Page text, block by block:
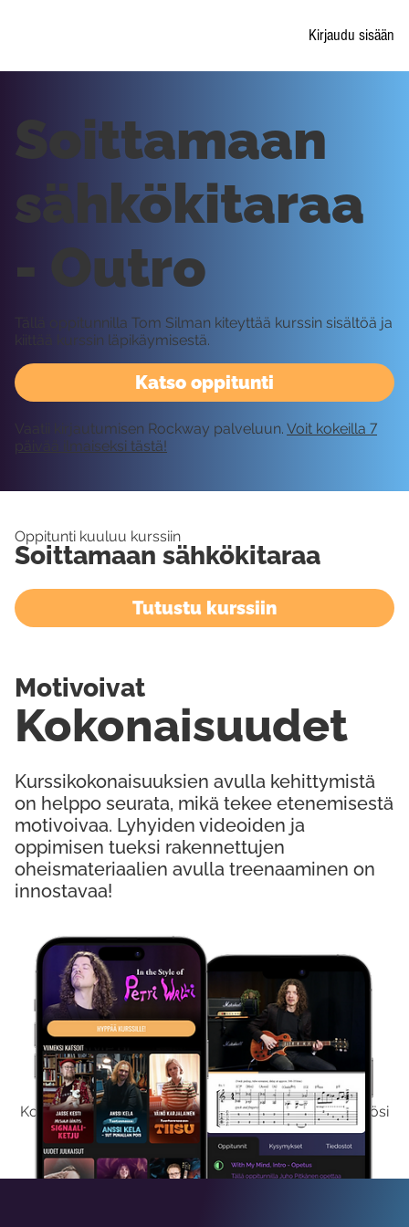
Kirjaudu sisään
Kokeile Ilmaiseksi
Kokeilemalla ilmaiseksi saat koko sisältömme käyttöösi
viikon ajaksi.
Katso oppitunti
Soittamaan
sähkökitaraa
- Outro
Tällä oppitunnilla Tom Silman kiteyttää kurssin sisältöä ja
kiittää kurssin läpikäymisestä.
Vaatii kirjautumisen Rockway palveluun. Voit kokeilla 7
päivää ilmaiseksi tästä!
Oppitunti kuuluu kurssiin
Soittamaan sähkökitaraa
Tutustu kurssiin
Kurssikokonaisuuksien avulla kehittymistä
on helppo seurata, mikä tekee etenemisestä
motivoivaa. Lyhyiden videoiden ja
oppimisen tueksi rakennettujen
oheismateriaalien avulla treenaaminen on
innostavaa!
Kokonaisuudet
Motivoivat